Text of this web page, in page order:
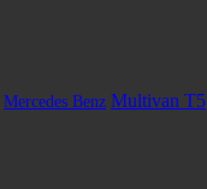
Mercedes Benz Multivan T5